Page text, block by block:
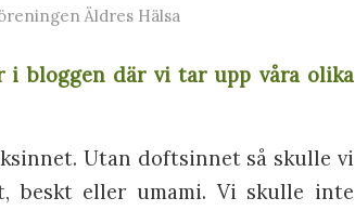
Äldres Hälsa
i bloggen där vi tar upp våra olika
Utan doftsinnet så skulle vi
beskt eller umami. Vi skulle inte